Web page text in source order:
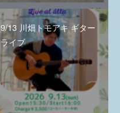
9/13 川畑トモアキ ギター
ライブ